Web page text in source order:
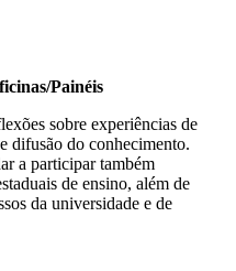
Painéis
sobre experiências de
difusão do conhecimento.
a participar também
de ensino, além de
da universidade e de